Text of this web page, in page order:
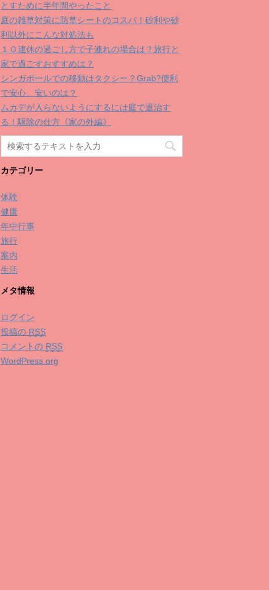
とすために半年間やったこと
庭の雑草対策に防草シートのコスパ！砂利や砂
利以外にこんな対処法も
１０連休の過ごし方で子連れの場合は？旅行と
家で過ごすおすすめは？
シンガポールでの移動はタクシー？Grab?便利
で安心、安いのは？
ムカデが入らないようにするには庭で退治す
る！駆除の仕方《家の外編》
カテゴリー
体験
健康
年中行事
旅行
案内
生活
メタ情報
ログイン
投稿の RSS
コメントの RSS
WordPress.org